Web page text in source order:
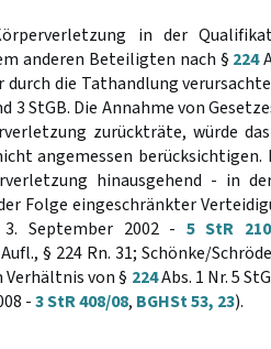
in der
anderen Beteiligten nach § 224
durch die Tathandlung
3 StGB. Die Annahme von
zurückträte, würde
angemessen
hinausgehend - in
Folge eingeschränkter
September 2002 - 5 StR
§ 224 Rn. 31; Schönke/
Verhältnis von § 224Abs. 1 Nr. 5
-3 StR 408/08, BGHSt 53, 23).